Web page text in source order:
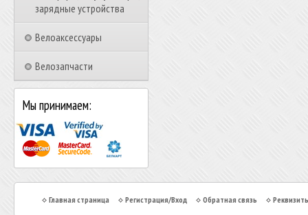
зарядные устройства
Велоаксессуары
Велозапчасти
Мы принимаем:
Главная страница Регистрация/Вход Обратная связь